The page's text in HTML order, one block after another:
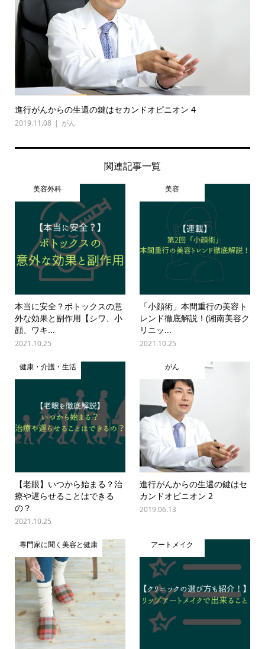
進行がんからの生還の鍵はセカンドオピニオン 4
2019.11.08 がん
関連記事一覧
美容外科
本当に安全？ボトックスの意
外な効果と副作用【シワ、小
顔、ワキ...
2021.10.25
美容
「小顔術」本間重行の美容ト
レンド徹底解説！(湘南美容ク
リニッ...
2021.10.25
健康・介護・生活
【老眼】いつから始まる？治
療や遅らせることはできる
の？
2021.10.25
がん
進行がんからの生還の鍵はセ
カンドオピニオン 2
2019.06.13
専門家に聞く美容と健康 アートメイク